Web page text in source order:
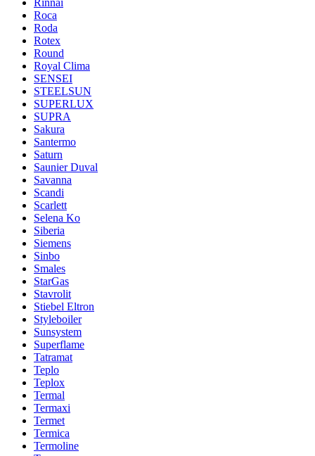
Roca
Roda
Rotex
Round
Royal Clima
SENSEI
STEELSUN
SUPERLUX
SUPRA
Sakura
Santermo
Saturn
Saunier Duval
Savanna
Scandi
Scarlett
Selena Ko
Siberia
Siemens
Sinbo
Smales
StarGas
Stavrolit
Stiebel Eltron
Styleboiler
Sunsystem
Superflame
Tatramat
Teplo
Teplox
Termal
Termaxi
Termet
Termica
Termoline